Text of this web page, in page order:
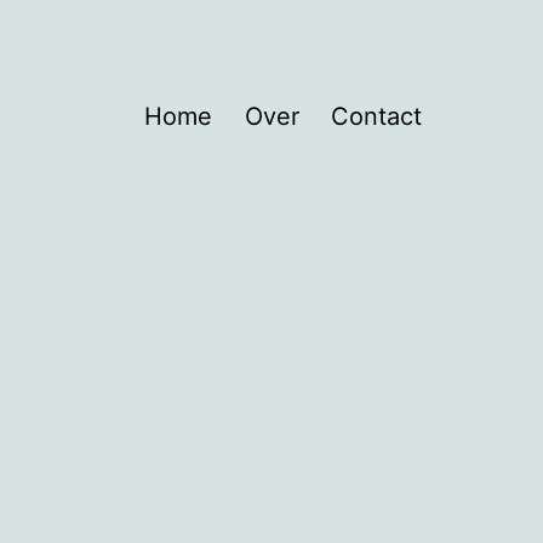
Home Over Contact